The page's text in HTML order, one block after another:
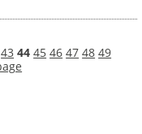
43 44 45 46 47 48 49